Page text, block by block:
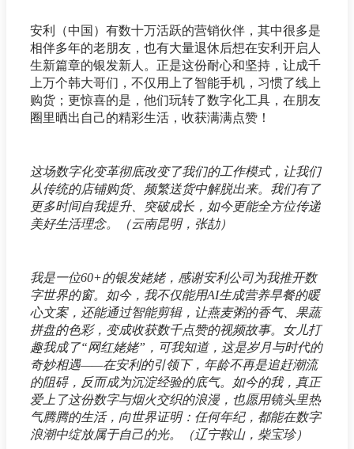
安利（中国）有数十万活跃的营销伙伴，其中很多是
相伴多年的老朋友，也有大量退休后想在安利开启人
生新篇章的银发新人。正是这份耐心和坚持，让成千
上万个韩大哥们，不仅用上了智能手机，习惯了线上
购货；更惊喜的是，他们玩转了数字化工具，在朋友
圈里晒出自己的精彩生活，收获满满点赞！
这场数字化变革彻底改变了我们的工作模式，让我们
从传统的店铺购货、频繁送货中解脱出来。我们有了
更多时间自我提升、突破成长，如今更能全方位传递
美好生活理念。（云南昆明，张劼）
我是一位60+的银发姥姥，感谢安利公司为我推开数
字世界的窗。如今，我不仅能用AI生成营养早餐的暖
心文案，还能通过智能剪辑，让燕麦粥的香气、果蔬
拼盘的色彩，变成收获数千点赞的视频故事。女儿打
趣我成了“网红姥姥”，可我知道，这是岁月与时代的
奇妙相遇——在安利的引领下，年龄不再是追赶潮流
的阻碍，反而成为沉淀经验的底气。如今的我，真正
爱上了这份数字与烟火交织的浪漫，也愿用镜头里热
气腾腾的生活，向世界证明：任何年纪，都能在数字
浪潮中绽放属于自己的光。（辽宁鞍山，柴宝珍）